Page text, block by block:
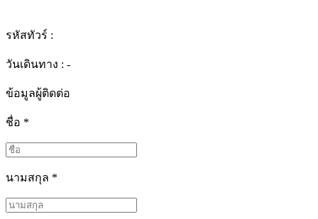
รหัสทัวร์ :
วันเดินทาง : -
ข้อมูลผู้ติดต่อ
ชื่อ *
นามสกุล *